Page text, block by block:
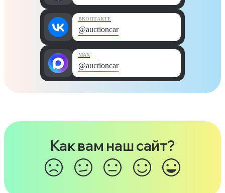
ВКОНТАКТЕ
@auctioncar
MAX
@auctioncar
Как вам наш сайт?